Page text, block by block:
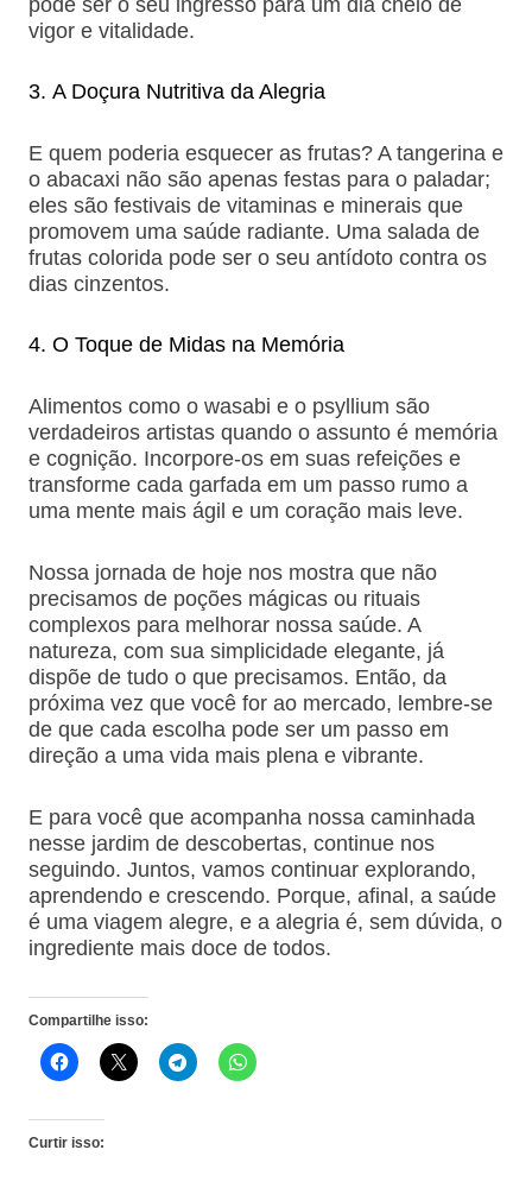
pode ser o seu ingresso para um dia cheio de
vigor e vitalidade.
A Doçura Nutritiva da Alegria
E quem poderia esquecer as frutas? A tangerina e
o abacaxi não são apenas festas para o paladar;
eles são festivais de vitaminas e minerais que
promovem uma saúde radiante. Uma salada de
frutas colorida pode ser o seu antídoto contra os
dias cinzentos.
O Toque de Midas na Memória
Alimentos como o wasabi e o psyllium são
verdadeiros artistas quando o assunto é memória
e cognição. Incorpore-os em suas refeições e
transforme cada garfada em um passo rumo a
uma mente mais ágil e um coração mais leve.
Nossa jornada de hoje nos mostra que não
precisamos de poções mágicas ou rituais
complexos para melhorar nossa saúde. A
natureza, com sua simplicidade elegante, já
dispõe de tudo o que precisamos. Então, da
próxima vez que você for ao mercado, lembre-se
de que cada escolha pode ser um passo em
direção a uma vida mais plena e vibrante.
E para você que acompanha nossa caminhada
nesse jardim de descobertas, continue nos
seguindo. Juntos, vamos continuar explorando,
aprendendo e crescendo. Porque, afinal, a saúde
é uma viagem alegre, e a alegria é, sem dúvida, o
ingrediente mais doce de todos.
Compartilhe isso:
Curtir isso: